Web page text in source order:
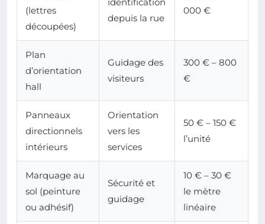
(lettres
découpées)
depuis la rue
000 €
Plan
d’orientation
hall
Guidage des
visiteurs
300 € – 800
€
Panneaux
directionnels
intérieurs
Orientation
vers les
services
50 € – 150 €
l’unité
Marquage au
sol (peinture
ou adhésif)
Sécurité et
guidage
10 € – 30 €
le mètre
linéaire